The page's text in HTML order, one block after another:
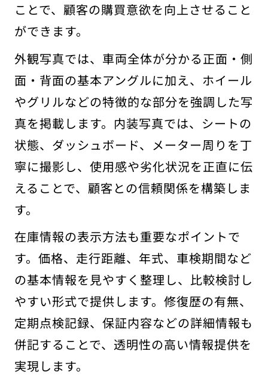
ことで、顧客の購買意欲を向上させること
ができます。
外観写真では、車両全体が分かる正面・側
面・背面の基本アングルに加え、ホイール
やグリルなどの特徴的な部分を強調した写
真を掲載します。内装写真では、シートの
状態、ダッシュボード、メーター周りを丁
寧に撮影し、使用感や劣化状況を正直に伝
えることで、顧客との信頼関係を構築しま
す。
在庫情報の表示方法も重要なポイントで
す。価格、走行距離、年式、車検期間など
の基本情報を見やすく整理し、比較検討し
やすい形式で提供します。修復歴の有無、
定期点検記録、保証内容などの詳細情報も
併記することで、透明性の高い情報提供を
実現します。